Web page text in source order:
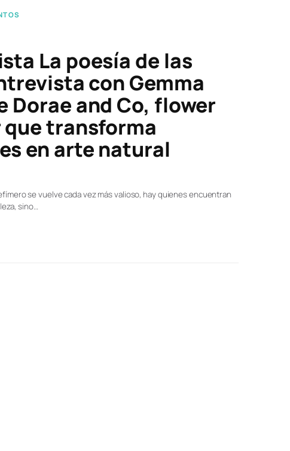
La poesía de las
con Gemma
Dorae and Co, flower
transforma
en arte natural
se vuelve cada vez más valioso, hay quienes encuentran
sino…